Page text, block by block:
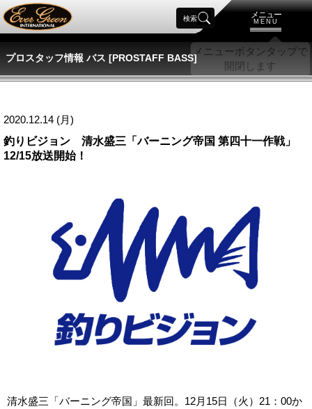
メニュー
MENU
検索
プロスタッフ情報 バス [PROSTAFF BASS]
2020.12.14 (月)
釣りビジョン 清水盛三「バーニング帝国 第四十一作戦」
12/15放送開始！
清水盛三「バーニング帝国」最新回。12月15日（火）21：00か